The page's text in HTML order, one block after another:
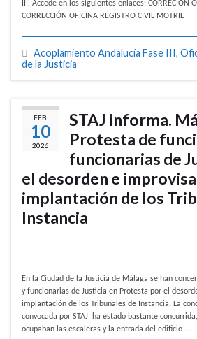
III. Accede en los siguientes enlaces: CORRECIÓN
CORRECCIÓN OFICINA REGISTRO CIVIL MOTRIL
Acoplamiento Andalucía Fase III,
de la Justicia
FEB
10
2026
STAJ informa.
Protesta de
funcionarias de
el desorden e
implantación de los
Instancia
En la Ciudad de la Justicia de Málaga se han
y funcionarias de Justicia en Protesta por el
implantación de los Tribunales de Instancia. La
convocada por STAJ, ha estado bastante
ocupaban las escaleras y la entrada del edificio …